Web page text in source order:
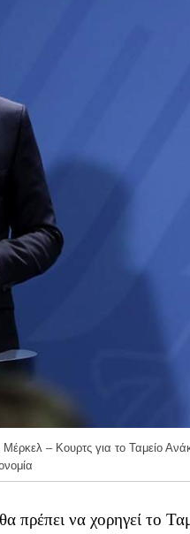
Μέρκελ – Κουρτς για το Ταμείο
θα πρέπει να χορηγεί το